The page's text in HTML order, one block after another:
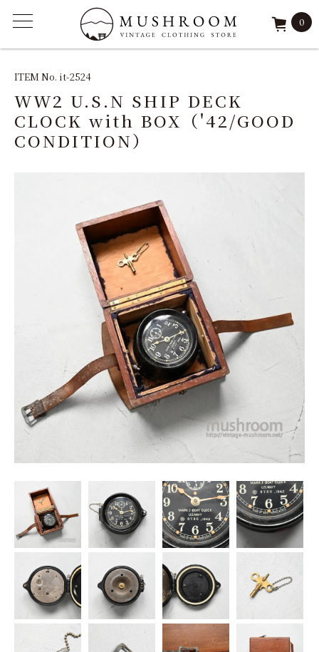
FEATURE
ARCHIVE
MY ACCOUNT
0
ITEM No. it-2524
WW2 U.S.N SHIP DECK
CLOCK with BOX（'42/GOOD
CONDITION）